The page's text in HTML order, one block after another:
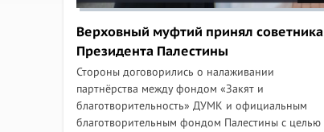
Верховный муфтий принял советника
Президента Палестины
Стороны договорились о налаживании
партнёрства между фондом «Закят и
благотворительность» ДУМК и официальным
благотворительным фондом Палестины с целью